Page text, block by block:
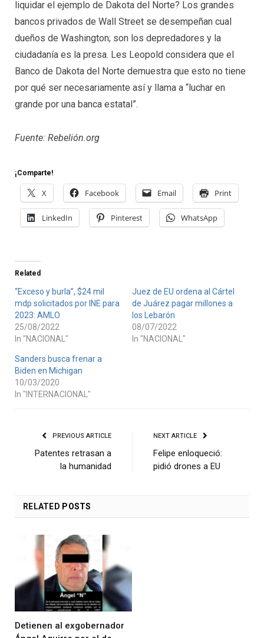
liquidar el ejemplo de Dakota del Norte? Los grandes
bancos privados de Wall Street se desempeñan cual
dueños de Washington; son los depredadores y la
ciudadanía es la presa. Les Leopold considera que el
Banco de Dakota del Norte demuestra que esto no tiene
por qué ser necesariamente así y llama a “luchar en
grande por una banca estatal”.
Fuente: Rebelión.org
¡Comparte!
X Facebook Email Print
LinkedIn Pinterest WhatsApp
Related
“Exceso y burla”, $24 mil
mdp solicitados por INE para
2023: AMLO
25/08/2022
In "NACIONAL"
Juez de EU ordena al Cártel
de Juárez pagar millones a
los Lebarón
08/07/2022
In "NACIONAL"
Sanders busca frenar a
Biden en Michigan
10/03/2020
In "INTERNACIONAL"
PREVIOUS ARTICLE
Patentes retrasan a
la humanidad
NEXT ARTICLE
Felipe enloqueció:
pidió drones a EU
RELATED POSTS
Detienen al exgobernador